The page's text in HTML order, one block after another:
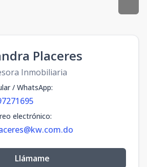
Placeres
Inmobiliaria
/ WhatsApp:
electrónico:
Llámame